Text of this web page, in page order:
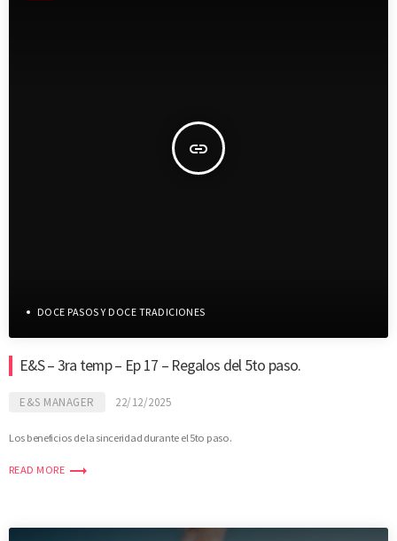
insert_link
DOCE PASOS Y DOCE TRADICIONES
E&S – 3ra temp – Ep 17 – Regalos del 5to paso.
E&S MANAGER 22/12/2025
Los beneficios de la sinceridad durante el 5to paso.
READ MORE trending_flat